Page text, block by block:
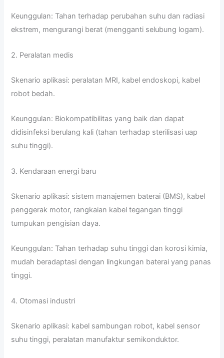
Keunggulan: Tahan terhadap perubahan suhu dan radiasi
ekstrem, mengurangi berat (mengganti selubung logam).
2. Peralatan medis
Skenario aplikasi: peralatan MRI, kabel endoskopi, kabel
robot bedah.
Keunggulan: Biokompatibilitas yang baik dan dapat
didisinfeksi berulang kali (tahan terhadap sterilisasi uap
suhu tinggi).
3. Kendaraan energi baru
Skenario aplikasi: sistem manajemen baterai (BMS), kabel
penggerak motor, rangkaian kabel tegangan tinggi
tumpukan pengisian daya.
Keunggulan: Tahan terhadap suhu tinggi dan korosi kimia,
mudah beradaptasi dengan lingkungan baterai yang panas
tinggi.
4. Otomasi industri
Skenario aplikasi: kabel sambungan robot, kabel sensor
suhu tinggi, peralatan manufaktur semikonduktor.